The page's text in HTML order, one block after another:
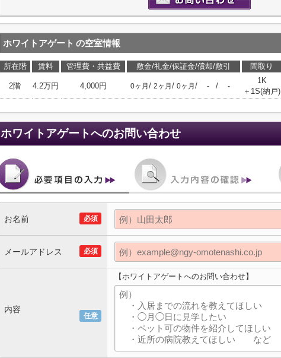
ホワイトアゲート の空室情報
所在階 賃料 管理費・共益費 敷金/礼金/保証金/償却/敷引 間取り
2階 4.2万円 4,000円 0ヶ月 / 2ヶ月 / 0ヶ月 / - / -
1K
＋1S(納戸)
ホワイトアゲートへのお問い合わせ
必須
お名前
必須
メールアドレス
任意
内容
【ホワイトアゲートへのお問い合わせ】